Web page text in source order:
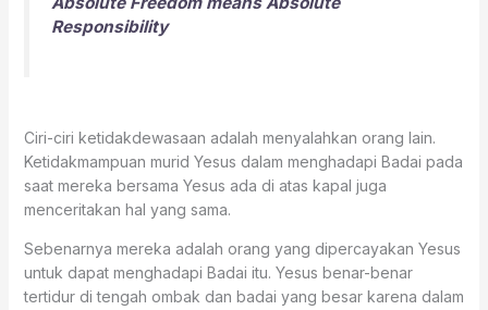
Responsibility
Ciri-ciri ketidakdewasaan adalah menyalahkan orang lain.
Ketidakmampuan murid Yesus dalam menghadapi Badai pada
saat mereka bersama Yesus ada di atas kapal juga
menceritakan hal yang sama.
Sebenarnya mereka adalah orang yang dipercayakan Yesus
untuk dapat menghadapi Badai itu. Yesus benar-benar
tertidur di tengah ombak dan badai yang besar karena dalam